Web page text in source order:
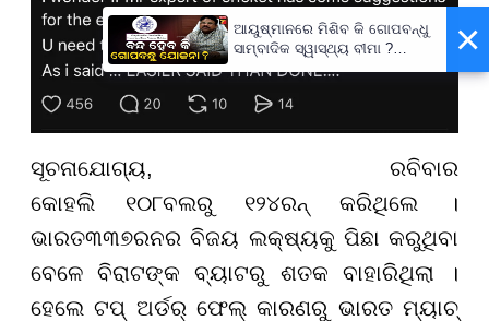
ସୂଚନାଯୋଗ୍ୟ, ରବିବାର
କୋହଲି ୧୦୮ବଲରୁ ୧୨୪ରନ୍ କରିଥିଲେ ।
ଭାରତ୩୩୭ରନର ବିଜୟ ଲକ୍ଷ୍ୟକୁ ପିଛା କରୁଥିବା
ବେଳେ ବିରାଟଙ୍କ ବ୍ୟାଟରୁ ଶତକ ବାହାରିଥିଲା ।
ହେଲେ ଟପ୍ ଅର୍ଡର୍ ଫେଲ୍ କାରଣରୁ ଭାରତ ମ୍ୟାଚ୍
×
ଆୟୁଷ୍ମାନରେ ମିଶିବ କି ଗୋପବନ୍ଧୁ
ସାମ୍ବାଦିକ ସ୍ୱାସ୍ଥ୍ୟ ବୀମା ?
ପ୍ରକ୍ରିୟା ଆରମ୍ଭ,
କରିବେ ତର୍ଜମା